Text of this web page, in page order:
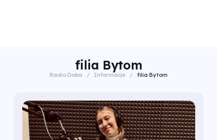
filia Bytom
Radio Doba / Informacje / filia Bytom